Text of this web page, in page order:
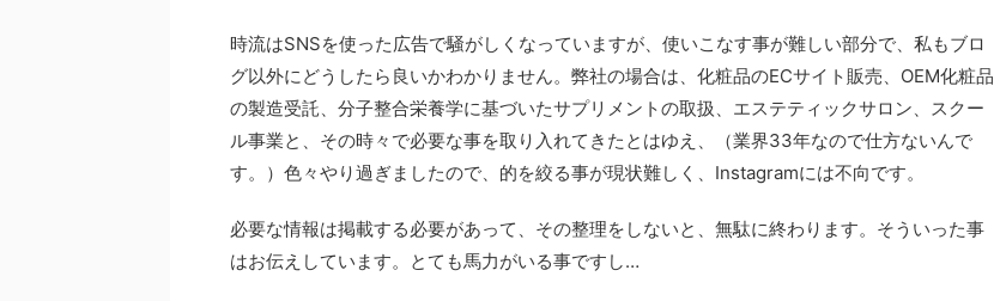
時流はSNSを使った広告で騒がしくなっていますが、使いこなす事が難しい部分で、私もブロ
グ以外にどうしたら良いかわかりません。弊社の場合は、化粧品のECサイト販売、OEM化粧品
の製造受託、分子整合栄養学に基づいたサプリメントの取扱、エステティックサロン、スクー
ル事業と、その時々で必要な事を取り入れてきたとはゆえ、（業界33年なので仕方ないんで
す。）色々やり過ぎましたので、的を絞る事が現状難しく、Instagramには不向です。
必要な情報は掲載する必要があって、その整理をしないと、無駄に終わります。そういった事
はお伝えしています。とても馬力がいる事ですし…